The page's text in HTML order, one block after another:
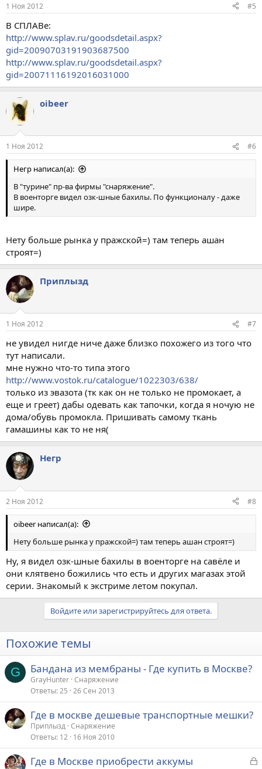
1 Ноя 2012 #5
В СПЛАВе:
http://www.splav.ru/goodsdetail.aspx?
gid=20090703191903687500
http://www.splav.ru/goodsdetail.aspx?
gid=20071116192016031000
oibeer
1 Ноя 2012 #6
Негр написал(а):
В "турине" пр-ва фирмы "снаряжение".
В военторге видел озк-шные бахилы. По функционалу - даже
шире.
Нету больше рынка у пражской=) там теперь ашан
строят=)
Приплызд
1 Ноя 2012 #7
не увидел нигде ниче даже близко похожего из того что
тут написали.
мне нужно что-то типа этого
http://www.vostok.ru/catalogue/1022303/638/
только из эвазота (тк как он не только не промокает, а
еще и греет) дабы одевать как тапочки, когда я ночую не
дома/обувь промокла. Пришивать самому ткань
гамашины как то не ня(
Негр
2 Ноя 2012 #8
oibeer написал(а):
Нету больше рынка у пражской=) там теперь ашан строят=)
Ну, я видел озк-шные бахилы в военторге на савёле и
они клятвено божились что есть и других магазах этой
серии. Знакомый к экстриме летом покупал.
Войдите или зарегистрируйтесь для ответа.
Похожие темы
G Бандана из мембраны - Где купить в Москве?
GrayHunter Снаряжение
Ответы 25 26 Сен 2013
Где в москве дешевые транспортные мешки?
Приплызд Снаряжение
Ответы 12 16 Ноя 2010
З
Где в Москве приобрести аккумы